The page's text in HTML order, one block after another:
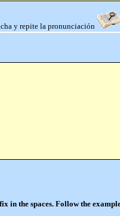
y repite la pronunciación
in the spaces. Follow the